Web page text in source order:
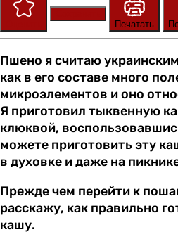
Печатать
Пшено я считаю
как в его составе много
микроэлементов и оно
Я приготовил тыквенную
клюквой,
можете приготовить эту
в духовке и даже на
Прежде чем перейти к
расскажу, как правильно
кашу.